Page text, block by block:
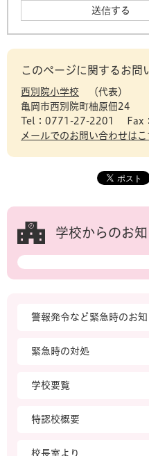
このページに関するお問
西別院小学校
代表
亀岡市西別院町柚原佃24
Tel：0771-27-2201
Fax
メールでのお問い合わせはこ
学校からのお
警報発令など緊急時のお
緊急時の対処
学校要覧
特認校概要
校長室より